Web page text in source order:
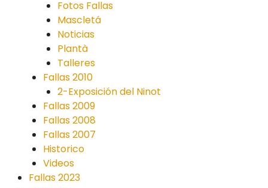
Fotos Fallas
Mascletá
Noticias
Plantà
Talleres
Fallas 2010
2-Exposición del Ninot
Fallas 2009
Fallas 2008
Fallas 2007
Historico
Videos
Fallas 2023